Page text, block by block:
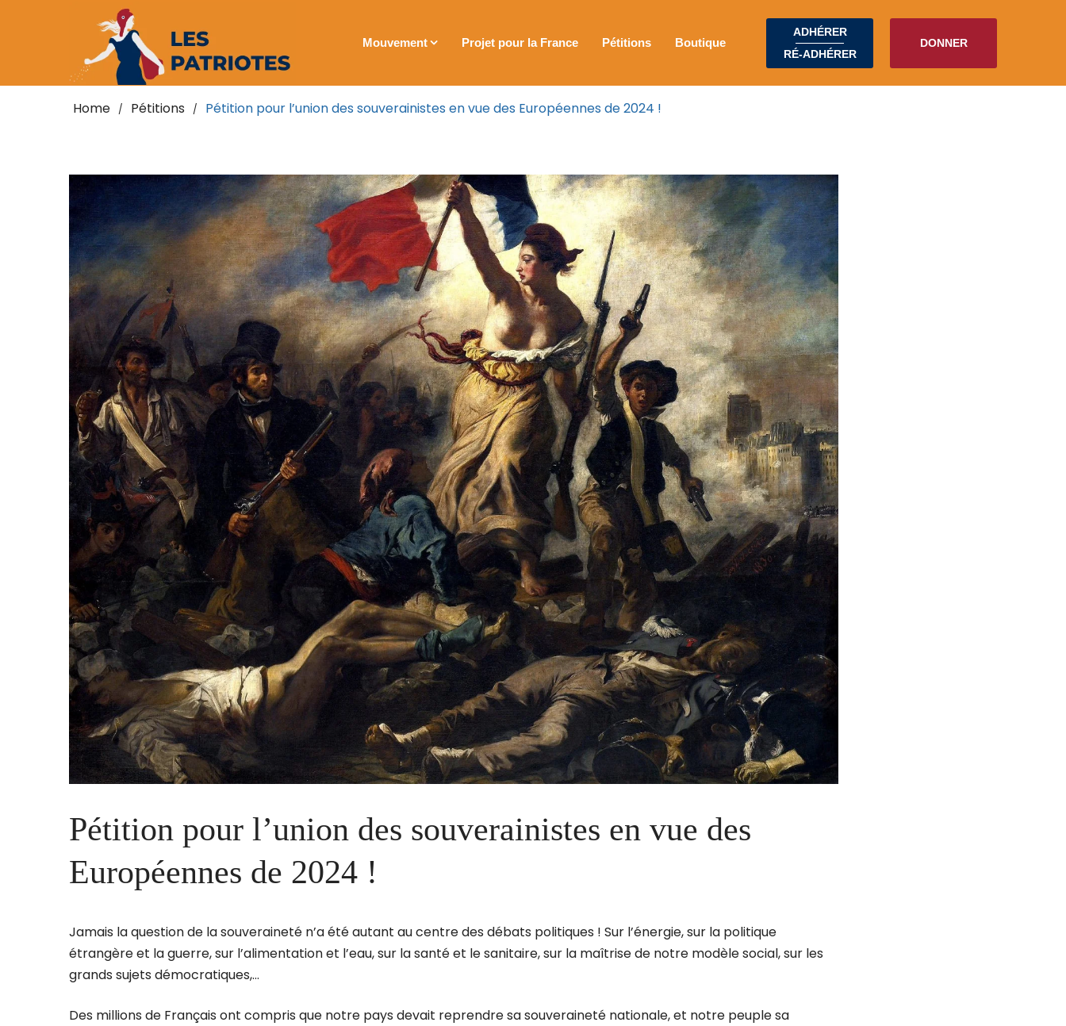
Mouvement Projet pour la France Pétitions Boutique
ADHÉRER
RÉ-ADHÉRER
DONNER
Home / Pétitions / Pétition pour l’union des souverainistes en vue des Européennes de 2024 !
Pétition pour l’union des souverainistes en vue des
Européennes de 2024 !
Jamais la question de la souveraineté n’a été autant au centre des débats politiques ! Sur l’énergie, sur la politique
étrangère et la guerre, sur l’alimentation et l’eau, sur la santé et le sanitaire, sur la maîtrise de notre modèle social, sur les
grands sujets démocratiques,…
Des millions de Français ont compris que notre pays devait reprendre sa souveraineté nationale, et notre peuple sa